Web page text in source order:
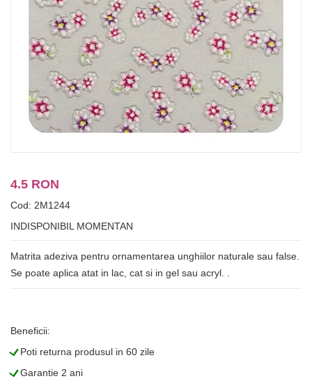
4.5 RON
Cod: 2M1244
INDISPONIBIL MOMENTAN
Matrita adeziva pentru ornamentarea unghiilor naturale sau false.
Se poate aplica atat in lac, cat si in gel sau acryl. .
Beneficii:
LPoti returna produsul in 60 zile
LGarantie 2 ani